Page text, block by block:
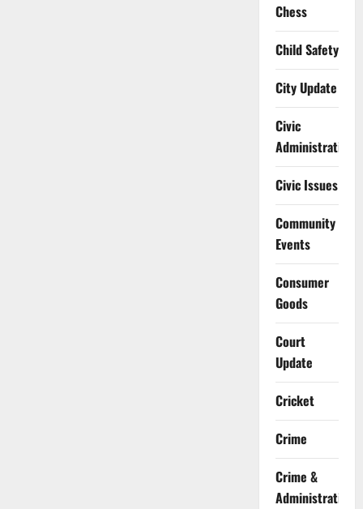
Chess
Child Safety
City Update
Civic
Administration
Civic Issues
Community
Events
Consumer
Goods
Court
Update
Cricket
Crime
Crime &
Administration